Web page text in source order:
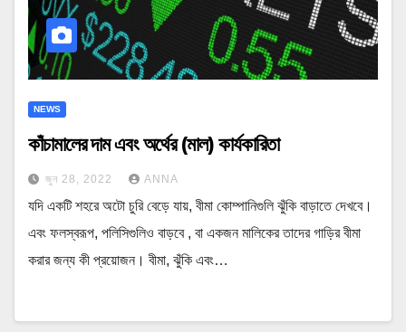
NEWS
কাঁচামালের দাম এবং অর্থের (মাল) কার্যকারিতা
জুন 28, 2022 ANNA
যদি একটি শহরে অটো চুরি বেড়ে যায়, বীমা কোম্পানিগুলি ঝুঁকি বাড়াতে দেখবে।
এবং ফলস্বরূপ, পলিসিগুলিও বাড়বে , বা একজন মালিকের তাদের গাড়ির বীমা
করার জন্য কী প্রয়োজন। বীমা, ঝুঁকি এবং…